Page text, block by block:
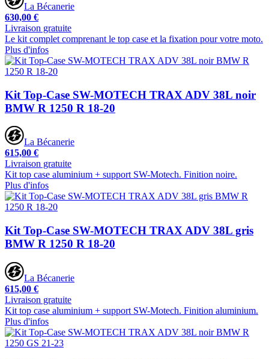
La Bécanerie
630,00 €
Livraison gratuite
Le kit complet comprenant le top case et la fixation pour votre moto.
Plus d'infos
Kit Top-Case SW-MOTECH TRAX ADV 38L noir
BMW R 1250 R 18-20
La Bécanerie
615,00 €
Livraison gratuite
Kit top case aluminium + support SW-Motech. Finition noire.
Plus d'infos
Kit Top-Case SW-MOTECH TRAX ADV 38L gris
BMW R 1250 R 18-20
La Bécanerie
615,00 €
Livraison gratuite
Kit top case aluminium + support SW-Motech. Finition aluminium.
Plus d'infos